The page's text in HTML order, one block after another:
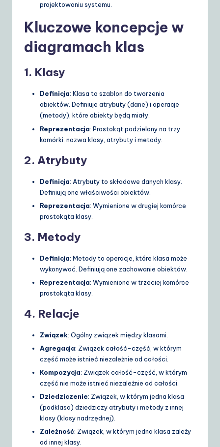
projektowaniu systemu.
Kluczowe koncepcje w
diagramach klas
1. Klasy
Definicja: Klasa to szablon do tworzenia
obiektów. Definiuje atrybuty (dane) i operacje
(metody), które obiekty będą miały.
Reprezentacja: Prostokąt podzielony na trzy
komórki: nazwa klasy, atrybuty i metody.
2. Atrybuty
Definicja: Atrybuty to składowe danych klasy.
Definiują one właściwości obiektów.
Reprezentacja: Wymienione w drugiej komórce
prostokąta klasy.
3. Metody
Definicja: Metody to operacje, które klasa może
wykonywać. Definiują one zachowanie obiektów.
Reprezentacja: Wymienione w trzeciej komórce
prostokąta klasy.
4. Relacje
Związek: Ogólny związek między klasami.
Agregacja: Związek całość-część, w którym
część może istnieć niezależnie od całości.
Kompozycja: Związek całość-część, w którym
część nie może istnieć niezależnie od całości.
Dziedziczenie: Związek, w którym jedna klasa
(podklasa) dziedziczy atrybuty i metody z innej
klasy (klasy nadrzędnej).
Zależność: Związek, w którym jedna klasa zależy
od innej klasy.